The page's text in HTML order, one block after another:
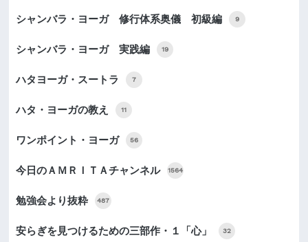
シャンバラ・ヨーガ 修行体系奥儀 初級編 9
シャンバラ・ヨーガ 実践編 19
ハタヨーガ・スートラ 7
ハタ・ヨーガの教え 11
ワンポイント・ヨーガ 56
今日のＡＭＲＩＴＡチャンネル 1564
勉強会より抜粋 487
安らぎを見つけるための三部作・１「心」 32